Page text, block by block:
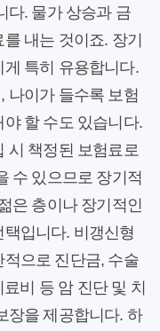
다. 물가 상승과 금
내는 것이죠. 장기
특히 유용합니다.
나이가 들수록 보험
할 수도 있습니다.
시 책정된 보험료로
수 있으므로 장기적
은 층이나 장기적인
입니다. 비갱신형
으로 진단금, 수술
비 등 암 진단 및 치
장을 제공합니다. 하